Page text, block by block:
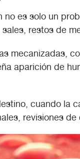
es solo un
restos de
mecanizadas,
aparición de
cuando la
revisiones